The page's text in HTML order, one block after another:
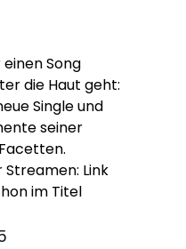
Song
die Haut geht:
Single und
seiner
Streamen: Link
im Titel